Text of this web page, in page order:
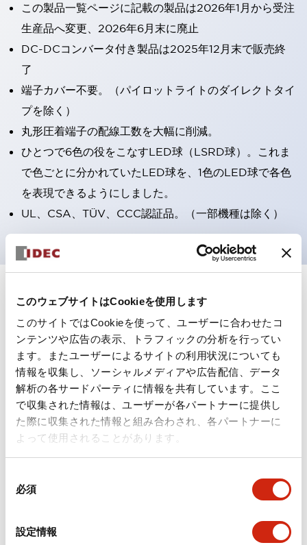
このウェブサイトはCookieを使用します
このサイトではCookieを使って、ユーザーに合わせたコ
ンテンツや広告の表示、トラフィックの分析を行ってい
ます。またユーザーによるサイトの利用状況についても
情報を収集し、ソーシャルメディアや広告配信、データ
解析の各サードパーティに情報を共有しています。ここ
で収集された情報は、ユーザーが各パートナーに提供し
た際に収集された情報と組み合わされ、各パートナーに
よって使用されることがあります。
必須
設定情報
この製品一覧ページに記載の製品は2026年1月から受注
生産品へ変更、2026年6月末に廃止
DC-DCコンバータ付き製品は2025年12月末で販売終
了
端子カバー不要。（パイロットライトのダイレクトタイ
プを除く）
丸形圧着端子の配線工数を大幅に削減。
ひとつで6色の役をこなすLED球（LSRD球）。これま
で色ごとに分かれていたLED球を、1色のLED球で各色
を表現できるようにしました。
UL、CSA、TÜV、CCC認証品。（一部機種は除く）
仕様
形状仕様
電気的仕様(照光部定格)
環境仕様
機能仕様